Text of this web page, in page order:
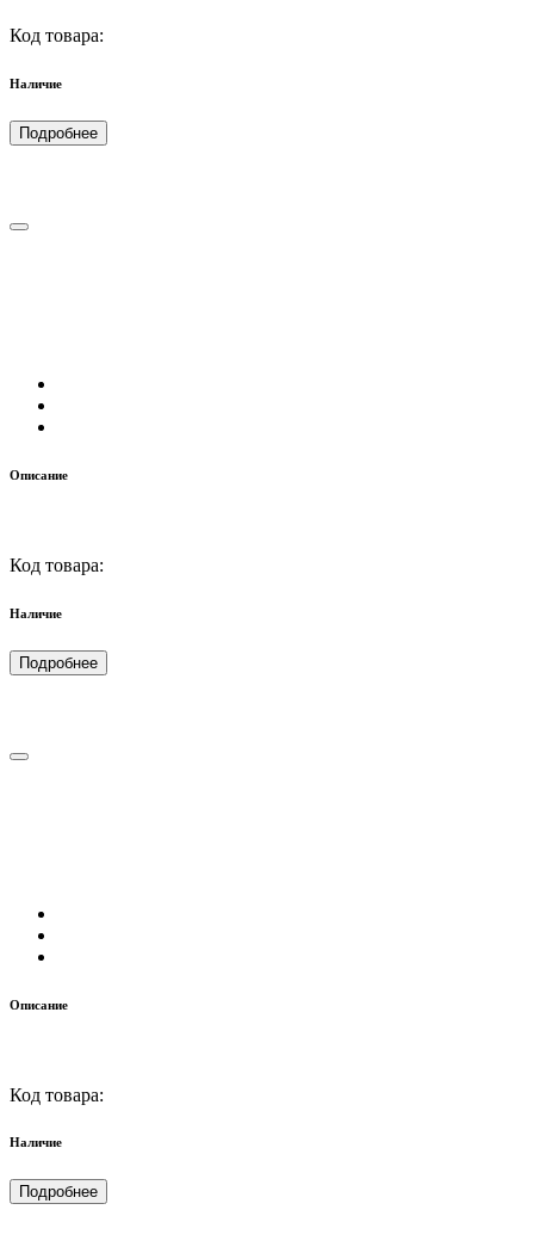
Код товара:
Наличие
Подробнее
Описание
Код товара:
Наличие
Подробнее
Описание
Код товара:
Наличие
Подробнее